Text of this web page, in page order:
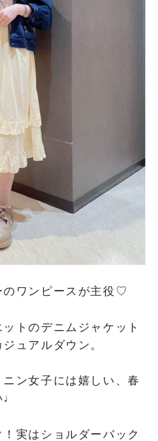
のワンピースが主役♡
トのデニムジャケット
ュアルダウン。
ン女子には嬉しい、春
♩
実はショルダーバック